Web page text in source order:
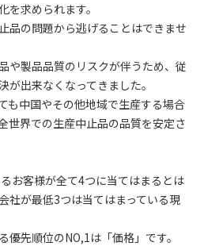
を求められます。
品の問題から逃げることはできませ
や製品品質のリスクが伴うため、従
出来なくなってきました。
も中国やその他地域で生産する場合
世界での生産中止品の品質を安定さ
お客様が全て4つに当てはまるとは
社が最低3つは当てはまっている現
先順位のNO,1は「価格」です。